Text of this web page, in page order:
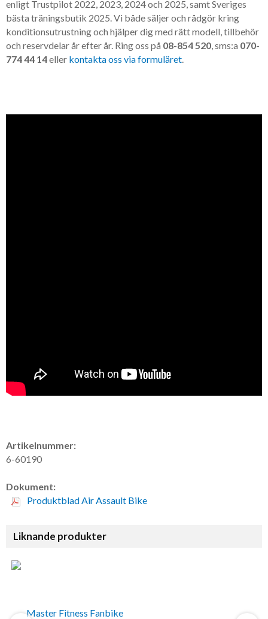
enligt Trustpilot 2022, 2023, 2024 och 2025, samt Sveriges
bästa träningsbutik 2025. Vi både säljer och rådgör kring
konditionsutrustning och hjälper dig med rätt modell, tillbehör
och reservdelar år efter år. Ring oss på 08-854 520, sms:a 070-
774 44 14eller kontakta oss via formuläret.
Artikelnummer:
6-60190
Dokument:
Produktblad Air Assault Bike
Liknande produkter